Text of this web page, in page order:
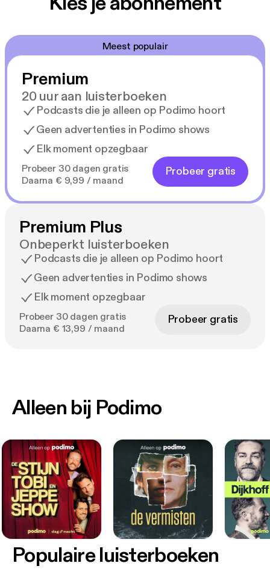
Meest populair
Premium
20 uur aan luisterboeken
Podcasts die je alleen op Podimo hoort
Geen advertenties in Podimo shows
Elk moment opzegbaar
Probeer 30 dagen gratis
Daarna € 9,99 / maand
Probeer gratis
Premium Plus
Onbeperkt luisterboeken
Podcasts die je alleen op Podimo hoort
Geen advertenties in Podimo shows
Elk moment opzegbaar
Probeer 30 dagen gratis
Daarna € 13,99 / maand
Probeer gratis
Alleen bij Podimo
Populaire luisterboeken